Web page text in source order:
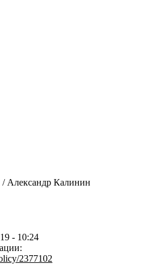
/ Александр Калинин
- 10:24
2377102